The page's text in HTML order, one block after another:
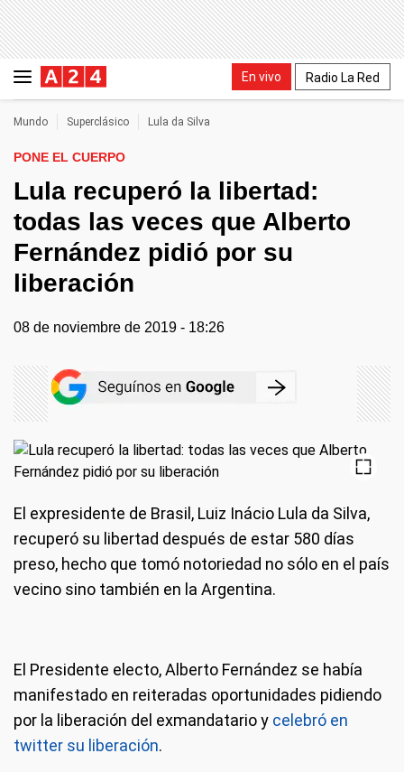
En vivo Radio La Red
Mundo Superclásico Lula da Silva
PONE EL CUERPO
Lula recuperó la libertad:
todas las veces que Alberto
Fernández pidió por su
liberación
08 de noviembre de 2019 - 18:26
El expresidente de Brasil, Luiz Inácio Lula da Silva,
recuperó su libertad después de estar 580 días
preso, hecho que tomó notoriedad no sólo en el país
vecino sino también en la Argentina.
El Presidente electo, Alberto Fernández se había
manifestado en reiteradas oportunidades pidiendo
por la liberación del exmandatario y celebró en
twitter su liberación.